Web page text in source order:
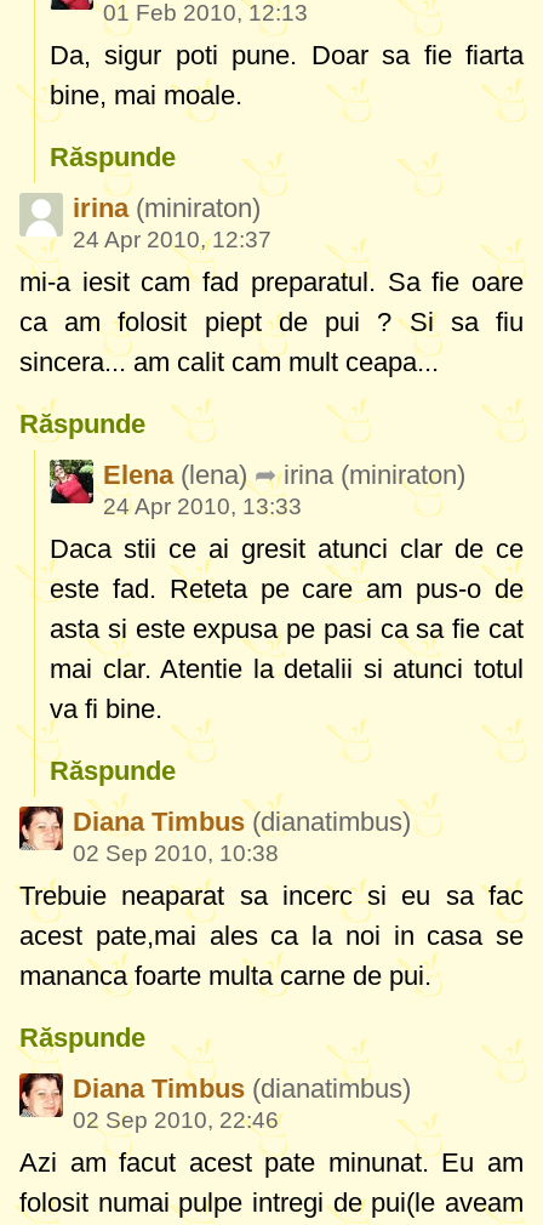
01 Feb 2010, 12:13
Da, sigur poti pune. Doar sa fie fiarta
bine, mai moale.
Răspunde
irina (miniraton)
24 Apr 2010, 12:37
mi-a iesit cam fad preparatul. Sa fie oare
ca am folosit piept de pui ? Si sa fiu
sincera... am calit cam mult ceapa...
Răspunde
Elena (lena) irina (miniraton)
24 Apr 2010, 13:33
Daca stii ce ai gresit atunci clar de ce
este fad. Reteta pe care am pus-o de
asta si este expusa pe pasi ca sa fie cat
mai clar. Atentie la detalii si atunci totul
va fi bine.
Răspunde
Diana Timbus (dianatimbus)
02 Sep 2010, 10:38
Trebuie neaparat sa incerc si eu sa fac
acest pate,mai ales ca la noi in casa se
mananca foarte multa carne de pui.
Răspunde
Diana Timbus (dianatimbus)
02 Sep 2010, 22:46
Azi am facut acest pate minunat. Eu am
folosit numai pulpe intregi de pui(le aveam